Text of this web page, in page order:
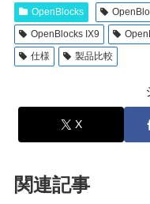
OpenBlocks
OpenBlocks IX9
仕様
製品比較
X
関連記事